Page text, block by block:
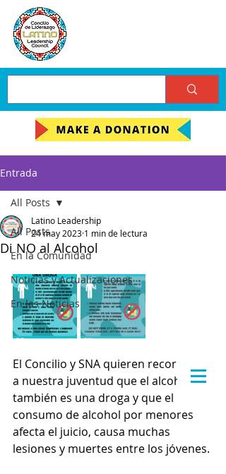
Entrada
All Posts
En la Comunidad
Noticias y Actualizaciones
En las Noticias
All Posts
Di NO al Alcohol
Latino Leadership
24 may 2023 1 min de lectura
El Concilio y SNA quieren recordarle
a nuestra juventud que el alcohol
también es una droga y que el
consumo de alcohol por menores
afecta el juicio, causa muchas
lesiones y muertes entre los jóvenes.